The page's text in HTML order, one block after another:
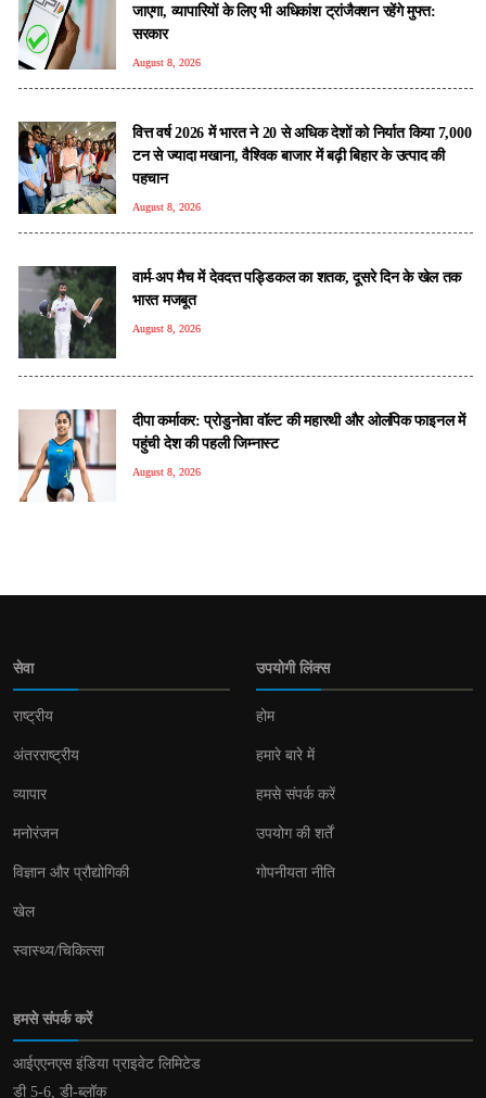
जाएगा, व्यापारियों के लिए भी अधिकांश ट्रांजैक्शन रहेंगे मुफ्त:
सरकार
August 8, 2026
वित्त वर्ष 2026 में भारत ने 20 से अधिक देशों को निर्यात किया 7,000
टन से ज्यादा मखाना, वैश्विक बाजार में बढ़ी बिहार के उत्पाद की
पहचान
August 8, 2026
वार्म-अप मैच में देवदत्त पड्डिकल का शतक, दूसरे दिन के खेल तक
भारत मजबूत
August 8, 2026
दीपा कर्माकर: प्रोडुनोवा वॉल्ट की महारथी और ओलंपिक फाइनल में
पहुंची देश की पहली जिम्नास्ट
August 8, 2026
सेवा
राष्ट्रीय
अंतरराष्ट्रीय
व्यापार
मनोरंजन
विज्ञान और प्रौद्योगिकी
खेल
स्वास्थ्य/चिकित्सा
उपयोगी लिंक्स
होम
हमारे बारे में
हमसे संपर्क करें
उपयोग की शर्तें
गोपनीयता नीति
हमसे संपर्क करें
आईएएनएस इंडिया प्राइवेट लिमिटेड
डी 5-6, डी-ब्लॉक